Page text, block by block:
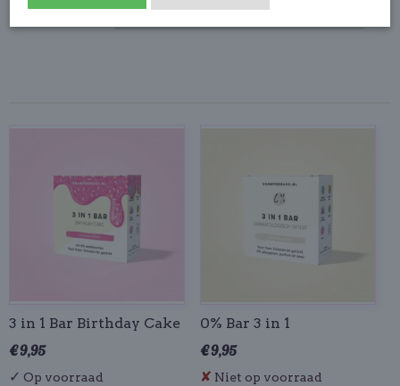
Sorteer op:
3 in 1 Bar Birthday Cake
€ 9,95
✓ Op voorraad
0% Bar 3 in 1
€ 9,95
✘ Niet op voorraad